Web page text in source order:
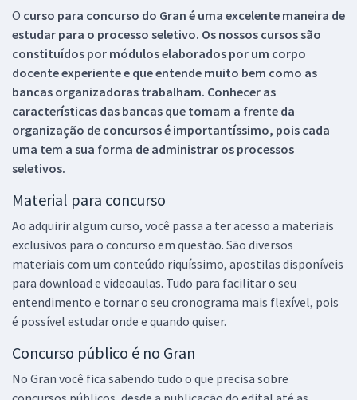
O curso para concurso do Gran é uma excelente maneira de
estudar para o processo seletivo. Os nossos cursos são
constituídos por módulos elaborados por um corpo
docente experiente e que entende muito bem como as
bancas organizadoras trabalham. Conhecer as
características das bancas que tomam a frente da
organização de concursos é importantíssimo, pois cada
uma tem a sua forma de administrar os processos
seletivos.
Material para concurso
Ao adquirir algum curso, você passa a ter acesso a materiais
exclusivos para o concurso em questão. São diversos
materiais com um conteúdo riquíssimo, apostilas disponíveis
para download e videoaulas. Tudo para facilitar o seu
entendimento e tornar o seu cronograma mais flexível, pois
é possível estudar onde e quando quiser.
Concurso público é no Gran
No Gran você fica sabendo tudo o que precisa sobre